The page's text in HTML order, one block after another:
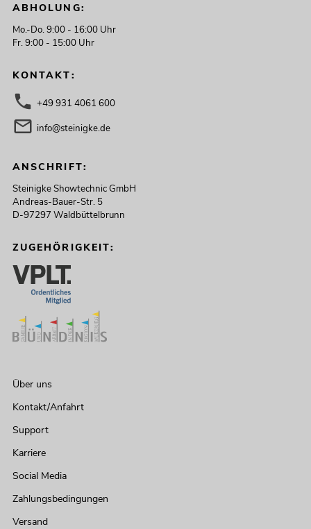
ABHOLUNG:
Mo.-Do. 9:00 - 16:00 Uhr
Fr. 9:00 - 15:00 Uhr
KONTAKT:
+49 931 4061 600
info@steinigke.de
ANSCHRIFT:
Steinigke Showtechnic GmbH
Andreas-Bauer-Str. 5
D-97297 Waldbüttelbrunn
ZUGEHÖRIGKEIT:
Über uns
Kontakt/Anfahrt
Support
Karriere
Social Media
Zahlungsbedingungen
Versand